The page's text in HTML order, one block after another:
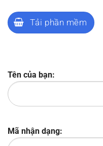
Tải phần mềm
Tên của bạn:
Mã nhận dạng: